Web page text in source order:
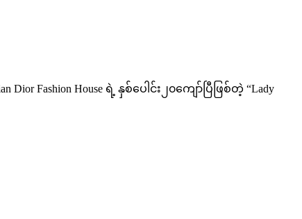
Fashion House ရဲ့ နှစ်ပေါင်း၂၀ကျော်ပြီဖြစ်တဲ့ “Lady